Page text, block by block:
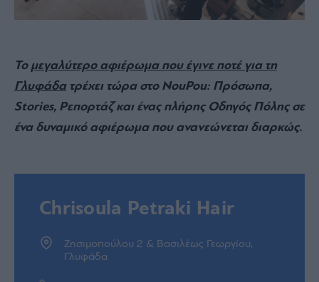
Το μεγαλύτερο αφιέρωμα που έγινε ποτέ για τη
Γλυφάδατρέχει τώρα στο NouPou: Πρόσωπα,
Stories, Ρεπορτάζ και ένας πλήρης Οδηγός Πόλης σε
ένα δυναμικό αφιέρωμα που ανανεώνεται διαρκώς.
Chrisoula Petraki Hair
Ζησιμοπούλου 2 & Βασιλέως Γεωργίου,
Γλυφάδα